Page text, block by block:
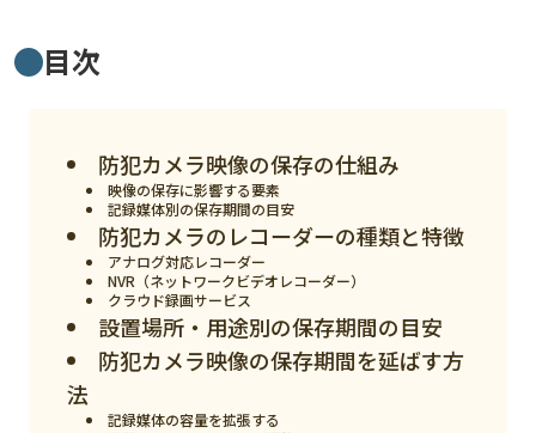
ドローン
スマート物流
ニュース
デジタルサイネージ
カメラ
目次
防犯カメラ映像の保存の仕組み
映像の保存に影響する要素
記録媒体別の保存期間の目安
防犯カメラのレコーダーの種類と特徴
アナログ対応レコーダー
NVR（ネットワークビデオレコーダー）
クラウド録画サービス
設置場所・用途別の保存期間の目安
防犯カメラ映像の保存期間を延ばす方
法
記録媒体の容量を拡張する